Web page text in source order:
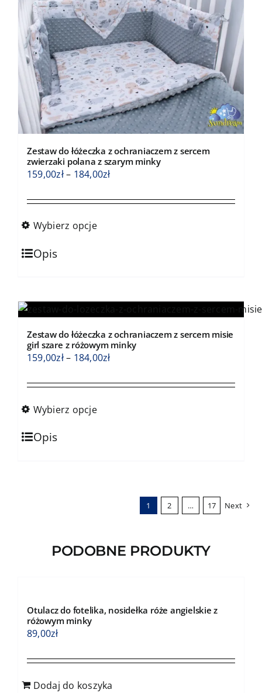
Opcje
można
wybrać
na
stronie
produktu
Zestaw do łóżeczka z ochraniaczem z sercem
zwierzaki polana z szarym minky
159,00zł– 184,00złZakres
od
Wybierz opcje
Ten
produkt
wariantów.
można
wybrać
stronie
produktu
Opis
Zestaw do łóżeczka z ochraniaczem z sercem misie
girl szare z różowym minky
159,00zł– 184,00złZakres
od
Wybierz opcje
Ten
produkt
Opis
1 2 … 17 Next
PODOBNE PRODUKTY
Otulacz do fotelika, nosidełka róże angielskie z
różowym minky
89,00zł
Dodaj do koszyka